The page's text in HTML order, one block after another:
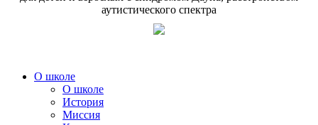
аутистического спектра
О школе
О школе
История
Миссия